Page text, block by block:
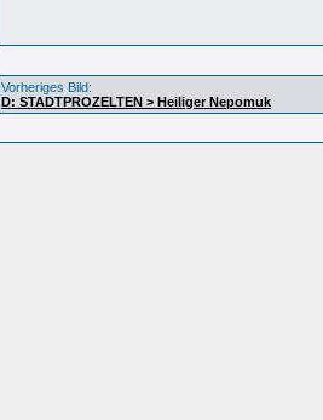
Vorheriges Bild:
D: STADTPROZELTEN > Heiliger Nepomuk